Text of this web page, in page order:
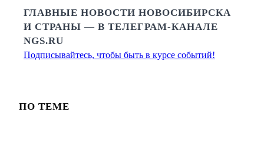
ГЛАВНЫЕ НОВОСТИ НОВОСИБИРСКА
И СТРАНЫ — В ТЕЛЕГРАМ-КАНАЛЕ
NGS.RU
Подписывайтесь, чтобы быть в курсе событий!
ПО ТЕМЕ